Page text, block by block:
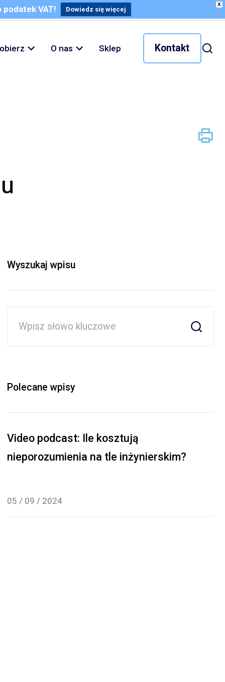
X
podatek VAT! Dowiedz się więcej
O nas Sklep Kontakt
Wyszukaj wpisu
Polecane wpisy
Video podcast: Ile kosztują
nieporozumienia na tle inżynierskim?
05 / 09 / 2024